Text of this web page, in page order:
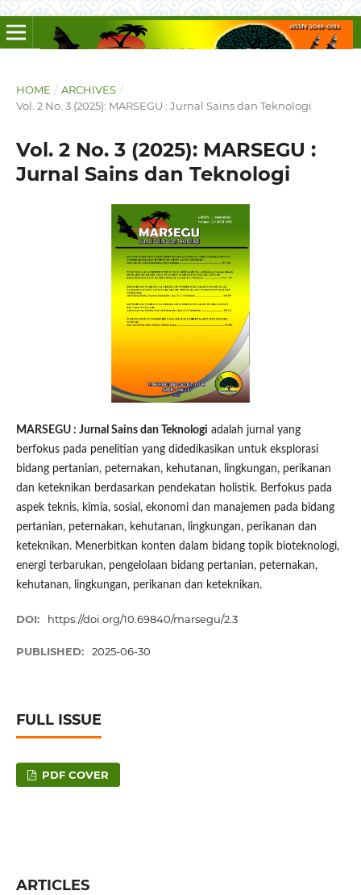
HOME / ARCHIVES /
Vol. 2 No. 3 (2025): MARSEGU : Jurnal Sains dan Teknologi
Vol. 2 No. 3 (2025): MARSEGU :
Jurnal Sains dan Teknologi
MARSEGU : Jurnal Sains dan Teknologi adalah jurnal yang
berfokus pada penelitian yang didedikasikan untuk eksplorasi
bidang pertanian, peternakan, kehutanan, lingkungan, perikanan
dan keteknikan berdasarkan pendekatan holistik. Berfokus pada
aspek teknis, kimia, sosial, ekonomi dan manajemen pada bidang
pertanian, peternakan, kehutanan, lingkungan, perikanan dan
keteknikan. Menerbitkan konten dalam bidang topik bioteknologi,
energi terbarukan, pengelolaan bidang pertanian, peternakan,
kehutanan, lingkungan, perikanan dan keteknikan.
DOI: https://doi.org/10.69840/marsegu/2.3
PUBLISHED: 2025-06-30
FULL ISSUE
PDF COVER
ARTICLES